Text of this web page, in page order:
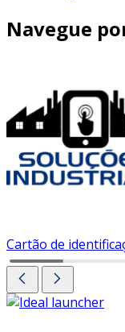
Navegue
Cartão de